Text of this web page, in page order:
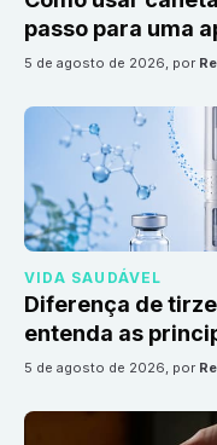
passo para uma
5 de agosto de 2026, por
VIDA SAUDÁVEL
Diferença de
entenda as
5 de agosto de 2026, por